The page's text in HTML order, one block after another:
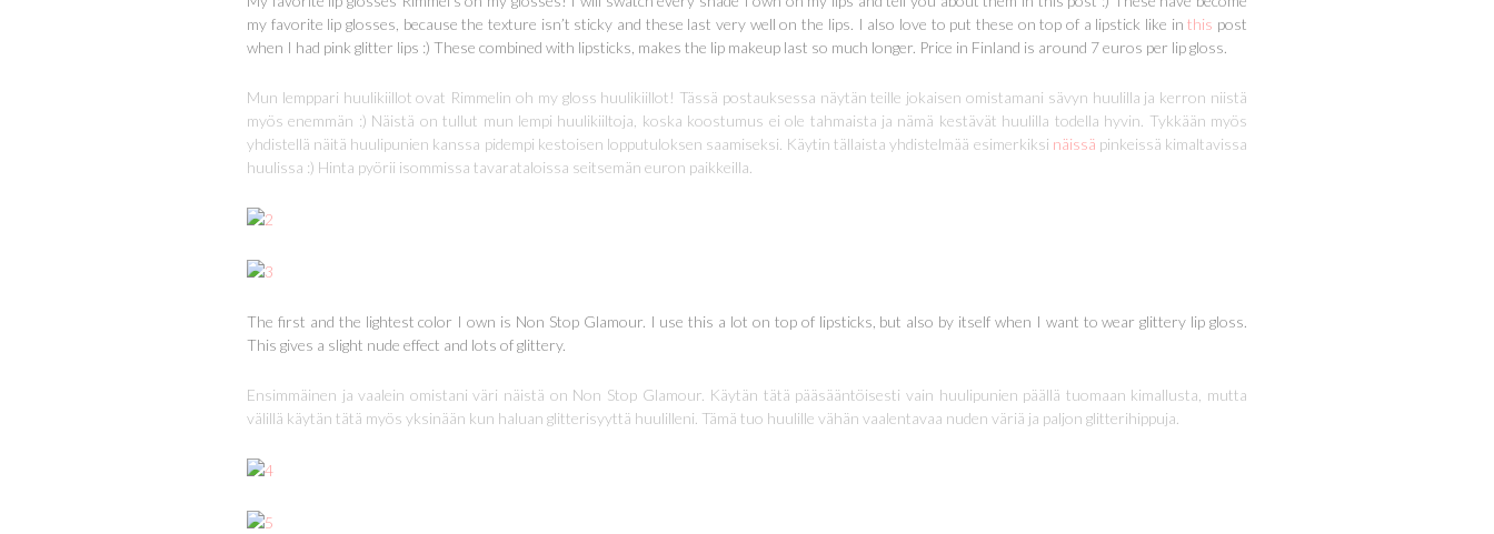
my favorite lip glosses, because the texture isn’t sticky and these last very well on the lips. I also love to put these on top of a lipstick like inthis post
when I had pink glitter lips :) These combined with lipsticks, makes the lip makeup last so much longer. Price in Finland is around 7 euros per lip gloss.
Mun lemppari huulikiillot ovat Rimmelin oh my gloss huulikiillot! Tässä postauksessa näytän teille jokaisen omistamani sävyn huulilla ja kerron niistä
myös enemmän :) Näistä on tullut mun lempi huulikiiltoja, koska koostumus ei ole tahmaista ja nämä kestävät huulilla todella hyvin. Tykkään myös
yhdistellä näitä huulipunien kanssa pidempi kestoisen lopputuloksen saamiseksi. Käytin tällaista yhdistelmää esimerkiksi näissä pinkeissä kimaltavissa
huulissa :) Hinta pyörii isommissa tavarataloissa seitsemän euron paikkeilla.
The first and the lightest color I own is Non Stop Glamour. I use this a lot on top of lipsticks, but also by itself when I want to wear glittery lip gloss.
This gives a slight nude effect and lots of glittery.
Ensimmäinen ja vaalein omistani väri näistä on Non Stop Glamour. Käytän tätä pääsääntöisesti vain huulipunien päällä tuomaan kimallusta, mutta
välillä käytän tätä myös yksinään kun haluan glitterisyyttä huulilleni. Tämä tuo huulille vähän vaalentavaa nuden väriä ja paljon glitterihippuja.